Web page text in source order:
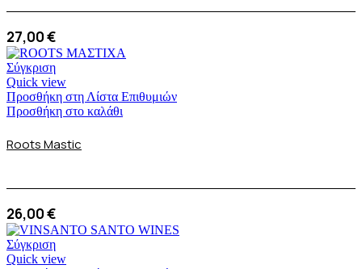
27,00€
Σύγκριση
Quick view
Προσθήκη στη Λίστα Επιθυμιών
Προσθήκη στο καλάθι
Roots Μastic
26,00€
Σύγκριση
Quick view